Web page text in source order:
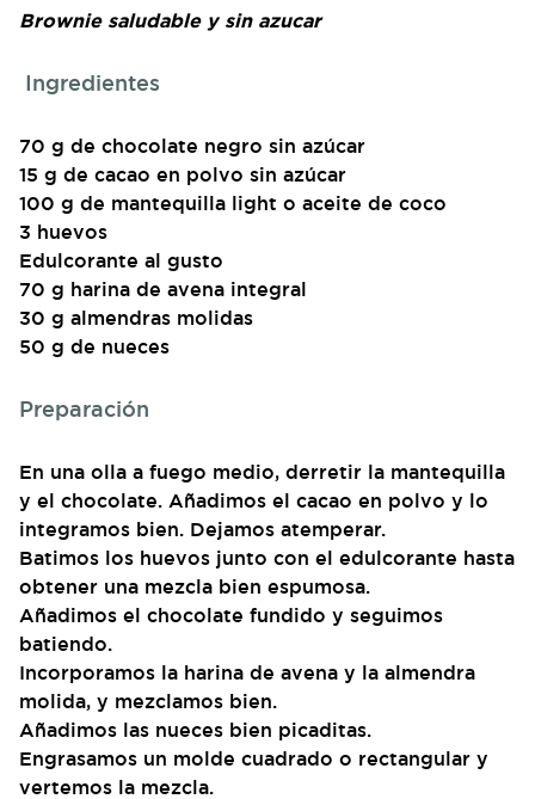
Brownie saludable y sin azucar
Ingredientes
70 g de chocolate negro sin azúcar
15 g de cacao en polvo sin azúcar
100 g de mantequilla light o aceite de coco
3 huevos
Edulcorante al gusto
70 g harina de avena integral
30 g almendras molidas
50 g de nueces
Preparación
En una olla a fuego medio, derretir la mantequilla
y el chocolate. Añadimos el cacao en polvo y lo
integramos bien. Dejamos atemperar.
Batimos los huevos junto con el edulcorante hasta
obtener una mezcla bien espumosa.
Añadimos el chocolate fundido y seguimos
batiendo.
Incorporamos la harina de avena y la almendra
molida, y mezclamos bien.
Añadimos las nueces bien picaditas.
Engrasamos un molde cuadrado o rectangular y
vertemos la mezcla.